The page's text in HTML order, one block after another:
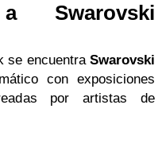
Swarovski
se encuentra Swarovski
con exposiciones
por artistas de